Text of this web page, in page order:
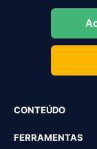
CONTEÚDO
FERRAMENTAS